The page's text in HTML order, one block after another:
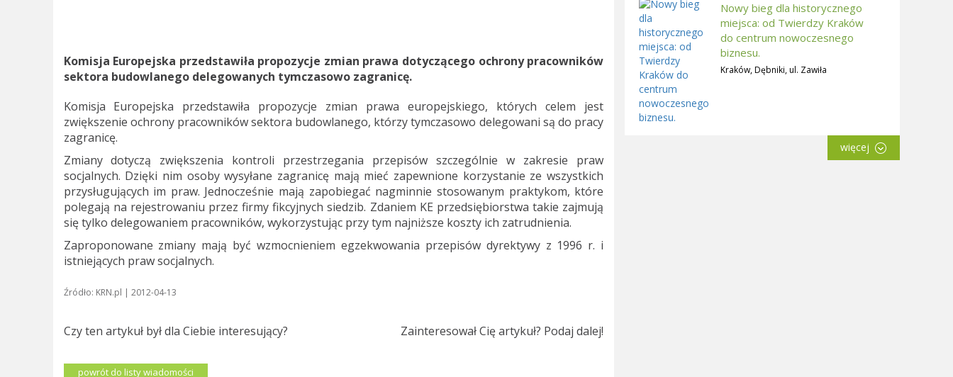
Komisja Europejska przedstawiła propozycje zmian prawa dotyczącego ochrony pracowników
sektora budowlanego delegowanych tymczasowo zagranicę.
Komisja Europejska przedstawiła propozycje zmian prawa europejskiego, których celem jest
zwiększenie ochrony pracowników sektora budowlanego, którzy tymczasowo delegowani są do pracy
zagranicę.
Zmiany dotyczą zwiększenia kontroli przestrzegania przepisów szczególnie w zakresie praw
socjalnych. Dzięki nim osoby wysyłane zagranicę mają mieć zapewnione korzystanie ze wszystkich
przysługujących im praw. Jednocześnie mają zapobiegać nagminnie stosowanym praktykom, które
polegają na rejestrowaniu przez firmy fikcyjnych siedzib. Zdaniem KE przedsiębiorstwa takie zajmują
się tylko delegowaniem pracowników, wykorzystując przy tym najniższe koszty ich zatrudnienia.
Zaproponowane zmiany mają być wzmocnieniem egzekwowania przepisów dyrektywy z 1996 r. i
istniejących praw socjalnych.
Źródło: KRN.pl | 2012-04-13
Czy ten artykuł był dla Ciebie interesujący? Zainteresował Cię artykuł? Podaj dalej!
powrót do listy wiadomości
Nowy bieg dla historycznego
miejsca: od Twierdzy Kraków
do centrum nowoczesnego
biznesu.
Kraków, Dębniki, ul. Zawiła
więcej